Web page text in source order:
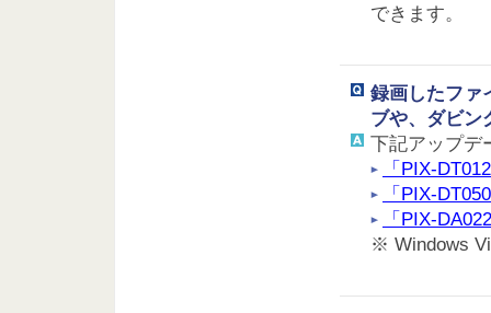
できます。
録画したファ
ブや、ダビン
下記アップデ
「PIX-
「PIX-
「PIX-
※ Windows